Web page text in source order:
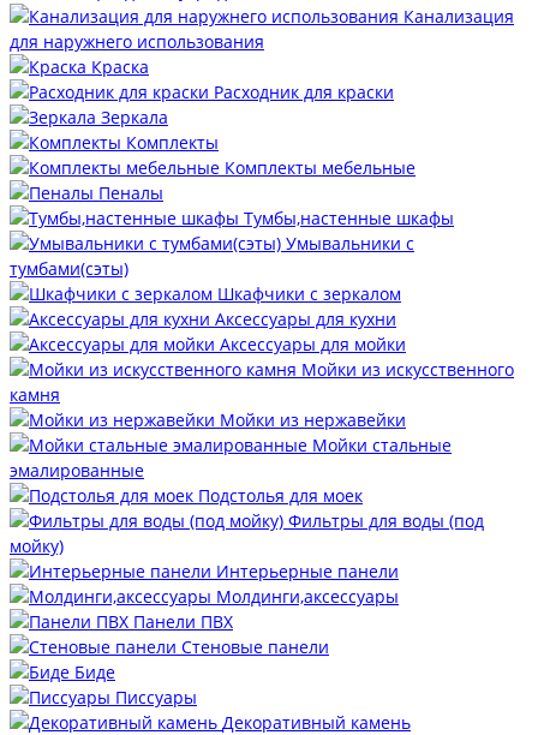
Канализация
для наружнего использования
Краска
Расходник для краски
Зеркала
Комплекты
Комплекты мебельные
Пеналы
Тумбы,настенные шкафы
Умывальники с
тумбами(сэты)
Шкафчики с зеркалом
Аксессуары для кухни
Аксессуары для мойки
Мойки из искусственного
камня
Мойки из нержавейки
Мойки стальные
эмалированные
Подстолья для моек
Фильтры для воды (под
мойку)
Интерьерные панели
Молдинги,аксессуары
Панели ПВХ
Стеновые панели
Биде
Писсуары
Декоративный камень